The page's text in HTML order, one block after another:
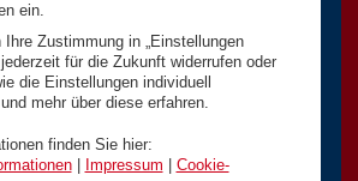
ein.
Ihre Zustimmung in „Einstellungen
für die Zukunft widerrufen oder
die Einstellungen individuell
mehr über diese erfahren.
finden Sie hier:
| Impressum
Cookie-